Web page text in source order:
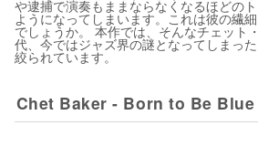
や逮捕で演奏もままならなくなるほどの
ようになってしまいます。これは彼の繊
でしょうか。 本作では、そんなチェット
代、今ではジャズ界の謎となってしまっ
絞られています。
Chet Baker - Born to Be Blue